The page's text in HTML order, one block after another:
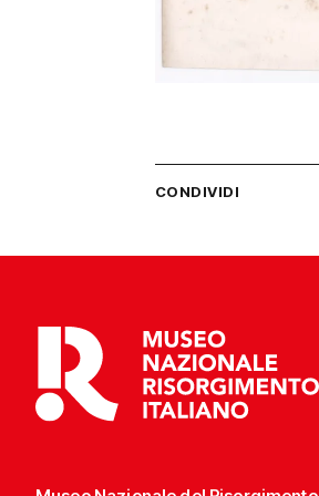
CONDIVIDI